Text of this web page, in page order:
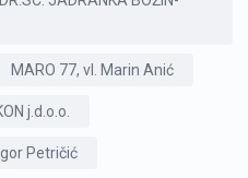
MARO 77, vl. Marin Anić
j.d.o.o.
Petričić